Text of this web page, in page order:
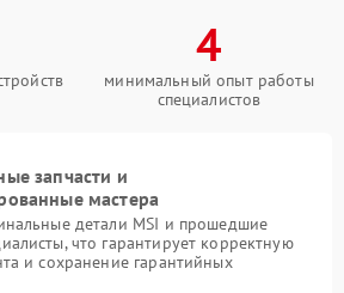
4
минимальный опыт работы
специалистов
запчасти и
мастера
детали MSI и прошедшие
что гарантирует корректную
и сохранение гарантийных